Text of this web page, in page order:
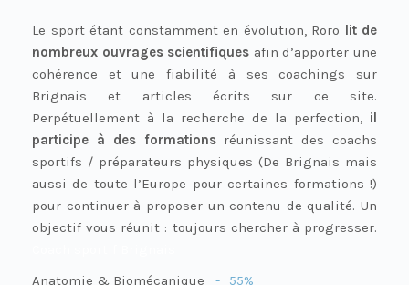
Le sport étant constamment en évolution, Roro lit de
nombreux ouvrages scientifiques afin d’apporter une
cohérence et une fiabilité à ses coachings sur
Brignais et articles écrits sur ce site.
Perpétuellement à la recherche de la perfection, il
participe à des formationsréunissant des coachs
sportifs / préparateurs physiques (De Brignais mais
aussi de toute l’Europe pour certaines formations !)
pour continuer à proposer un contenu de qualité. Un
objectif vous réunit : toujours chercher à progresser.
Anatomie & Biomécanique
55%